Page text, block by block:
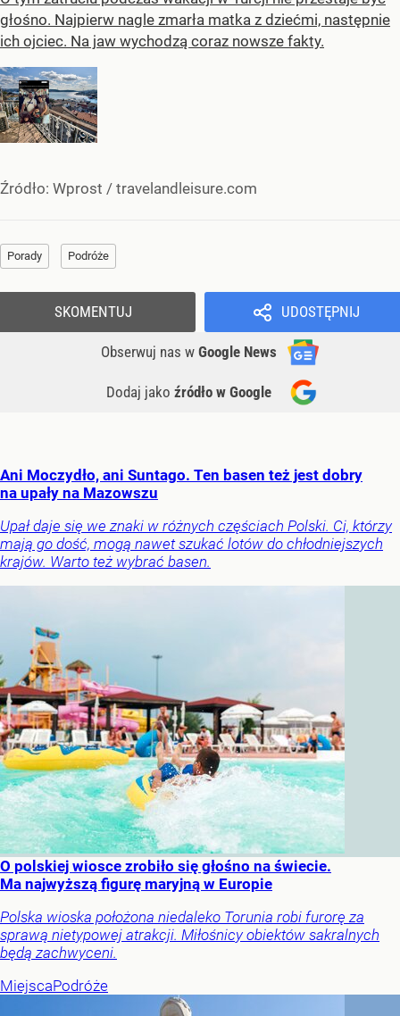
głośno. Najpierw nagle zmarła matka z dziećmi, następnie
ich ojciec. Na jaw wychodzą coraz nowsze fakty.
Źródło: Wprost / travelandleisure.com
Porady Podróże
UDOSTĘPNIJ
Obserwuj nas w Google News
Dodaj jako źródło w Google
SKOMENTUJ
Ani Moczydło, ani Suntago. Ten basen też jest dobry
na upały na Mazowszu
Upał daje się we znaki w różnych częściach Polski. Ci, którzy
mają go dość, mogą nawet szukać lotów do chłodniejszych
krajów. Warto też wybrać basen.
O polskiej wiosce zrobiło się głośno na świecie.
Ma najwyższą figurę maryjną w Europie
Polska wioska położona niedaleko Torunia robi furorę za
sprawą nietypowej atrakcji. Miłośnicy obiektów sakralnych
będą zachwyceni.
MiejscaPodróże